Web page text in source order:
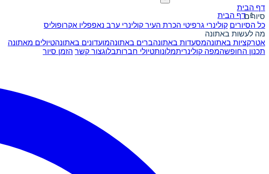
דף הבית
סיורים
כל הסיורים קולינרי גרפיטי הכרת העיר קולינרי ערב נאפפליו אקרופוליס
מה לעשות באתונה
אטרקציות באתונהמסעדות באתונהברים באתונהמועדונים באתונהטיולים מאתונה
תכנון החופשהמפה קולינריתמלונותטיולי חברותבלוגצור קשר הזמן סיור
דף הבית